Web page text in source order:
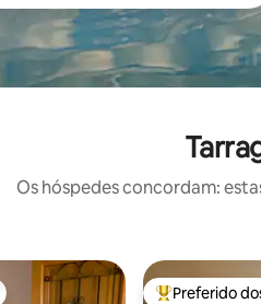
Os hóspedes concordam:
Preferido